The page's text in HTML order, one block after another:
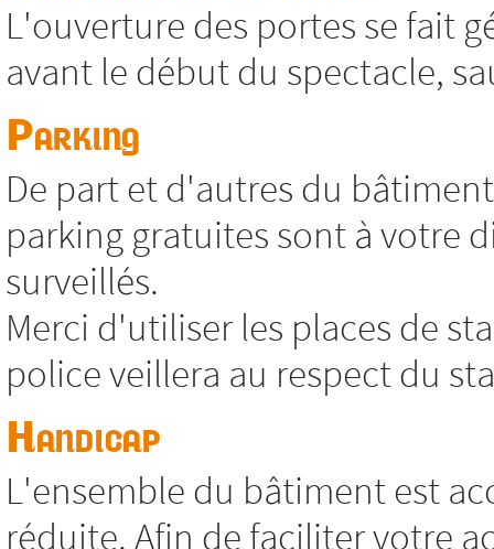
L'ouverture des portes se fait
avant le début du spectacle,
Parking
De part et d'autres du
parking gratuites sont à votre
surveillés.
Merci d'utiliser les places de
police veillera au respect du
Handicap
L'ensemble du bâtiment est
réduite. Afin de faciliter votre